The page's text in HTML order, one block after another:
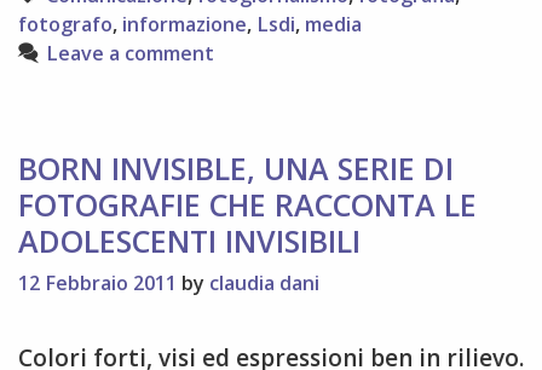
fotografo, informazione, Lsdi, media
Leave a comment
BORN INVISIBLE, UNA SERIE DI
FOTOGRAFIE CHE RACCONTA LE
ADOLESCENTI INVISIBILI
12 Febbraio 2011 by claudia dani
Colori forti, visi ed espressioni ben in rilievo.